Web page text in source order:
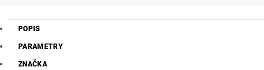
POPIS
PARAMETRY
ZNAČKA